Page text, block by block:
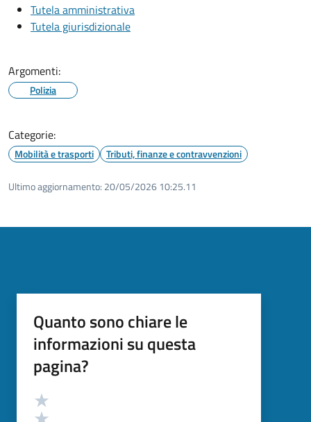
Tutela amministrativa
Tutela giurisdizionale
Argomenti:
Polizia
Categorie:
Mobilità e trasporti Tributi, finanze e contravvenzioni
Ultimo aggiornamento: 20/05/2026 10:25.11
Quanto sono chiare le
informazioni su questa
pagina?
Valutazione